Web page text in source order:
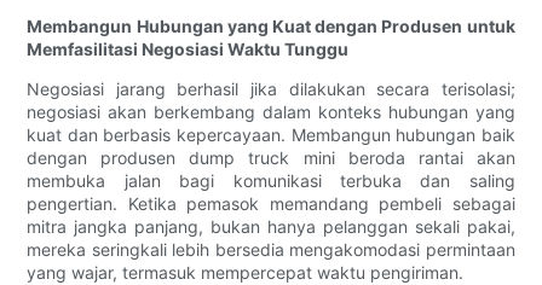
Membangun Hubungan yang Kuat dengan Produsen untuk
Memfasilitasi Negosiasi Waktu Tunggu
Negosiasi jarang berhasil jika dilakukan secara terisolasi;
negosiasi akan berkembang dalam konteks hubungan yang
kuat dan berbasis kepercayaan. Membangun hubungan baik
dengan produsen dump truck mini beroda rantai akan
membuka jalan bagi komunikasi terbuka dan saling
pengertian. Ketika pemasok memandang pembeli sebagai
mitra jangka panjang, bukan hanya pelanggan sekali pakai,
mereka seringkali lebih bersedia mengakomodasi permintaan
yang wajar, termasuk mempercepat waktu pengiriman.